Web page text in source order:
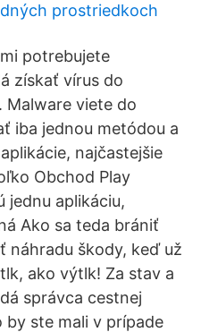
prostriedkoch
potrebujete
získať vírus do
Malware viete do
iba jednou metódou a
najčastejšie
Obchod Play
jednu aplikáciu,
Ako sa teda brániť
náhradu škody, keď už
ako výtlk! Za stav a
správca cestnej
ste mali v prípade